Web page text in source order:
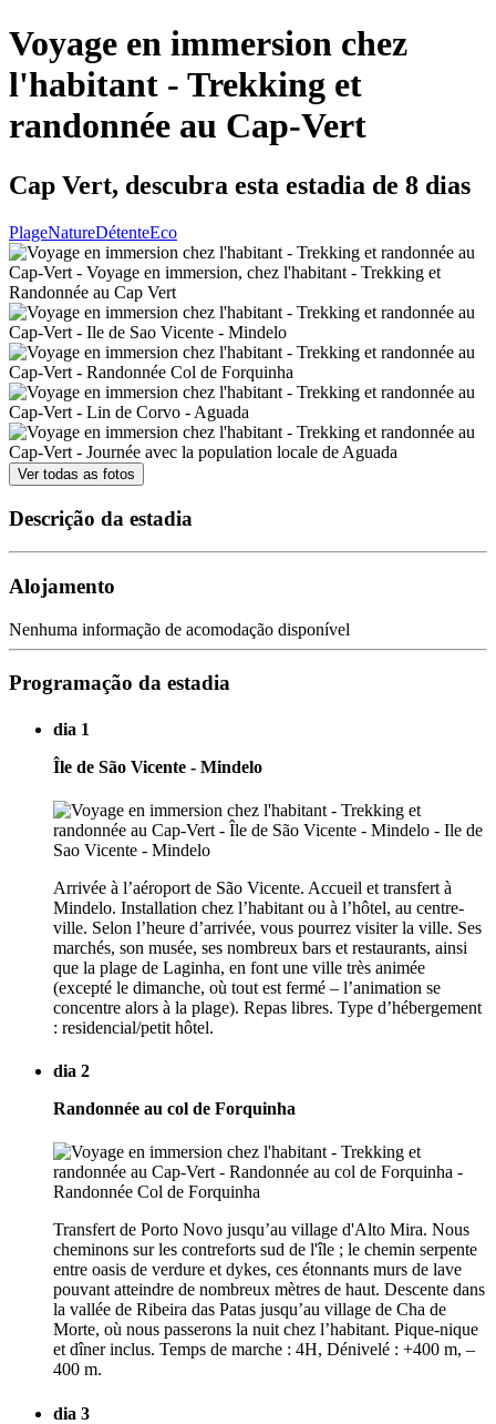
Voyage en immersion chez
l'habitant - Trekking et
randonnée au Cap-Vert
Cap Vert, descubra esta estadia de 8 dias
PlageNatureDétenteEco
Ver todas as fotos
Descrição da estadia
Alojamento
Nenhuma informação de acomodação disponível
Programação da estadia
dia 1
Île de São Vicente - Mindelo
Arrivée à l’aéroport de São Vicente. Accueil et transfert à
Mindelo. Installation chez l’habitant ou à l’hôtel, au centre-
ville. Selon l’heure d’arrivée, vous pourrez visiter la ville. Ses
marchés, son musée, ses nombreux bars et restaurants, ainsi
que la plage de Laginha, en font une ville très animée
(excepté le dimanche, où tout est fermé – l’animation se
concentre alors à la plage). Repas libres. Type d’hébergement
: residencial/petit hôtel.
dia 2
Randonnée au col de Forquinha
Transfert de Porto Novo jusqu’au village d'Alto Mira. Nous
cheminons sur les contreforts sud de l'île ; le chemin serpente
entre oasis de verdure et dykes, ces étonnants murs de lave
pouvant atteindre de nombreux mètres de haut. Descente dans
la vallée de Ribeira das Patas jusqu’au village de Cha de
Morte, où nous passerons la nuit chez l’habitant. Pique-nique
et dîner inclus. Temps de marche : 4H, Dénivelé : +400 m, –
400 m.
dia 3